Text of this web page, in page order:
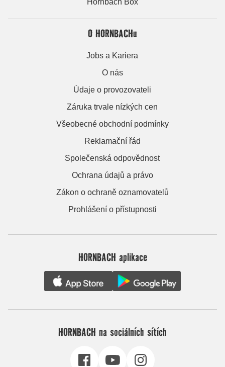
O HORNBACHu
Jobs a Kariera
O nás
Údaje o provozovateli
Záruka trvale nízkých cen
Všeobecné obchodní podmínky
Reklamační řád
Společenská odpovědnost
Ochrana údajů a právo
Zákon o ochraně oznamovatelů
Prohlášení o přístupnosti
HORNBACH aplikace
HORNBACH na sociálních sítích